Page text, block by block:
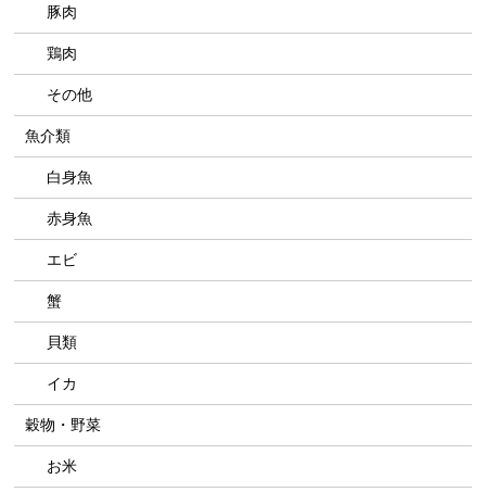
豚肉
鶏肉
その他
魚介類
白身魚
赤身魚
エビ
蟹
貝類
イカ
穀物・野菜
お米